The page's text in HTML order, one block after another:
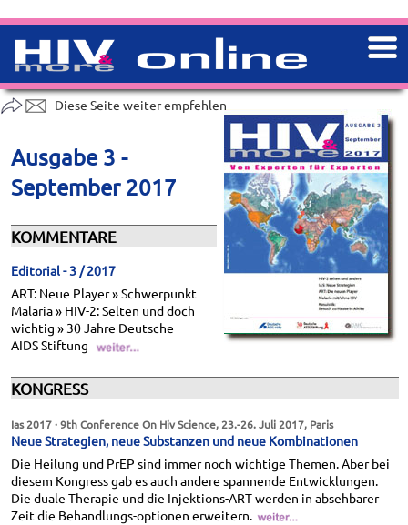
Ausgabe 3 -
September 2017
KOMMENTARE
Editorial - 3 / 2017
ART: Neue Player » Schwerpunkt
Malaria » HIV-2: Selten und doch
wichtig » 30 Jahre Deutsche
AIDS Stiftung
KONGRESS
Ias 2017 · 9th Conference On Hiv Science, 23.-26. Juli 2017, Paris
Neue Strategien, neue Substanzen und neue Kombinationen
Die Heilung und PrEP sind immer noch wichtige Themen. Aber bei
diesem Kongress gab es auch andere spannende Entwicklungen.
Die duale Therapie und die Injektions-ART werden in absehbarer
Zeit die Behandlungs-optionen erweitern.
Diese Seite weiter empfehlen